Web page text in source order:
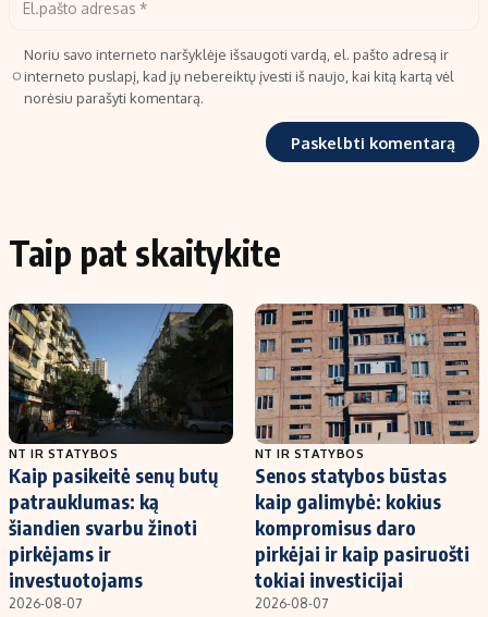
Noriu savo interneto naršyklėje išsaugoti vardą, el. pašto adresą ir
interneto puslapį, kad jų nebereiktų įvesti iš naujo, kai kitą kartą vėl
norėsiu parašyti komentarą.
Taip pat skaitykite
NT IR STATYBOS
Kaip pasikeitė senų butų
patrauklumas: ką
šiandien svarbu žinoti
pirkėjams ir
investuotojams
2026-08-07
NT IR STATYBOS
Senos statybos būstas
kaip galimybė: kokius
kompromisus daro
pirkėjai ir kaip pasiruošti
tokiai investicijai
2026-08-07